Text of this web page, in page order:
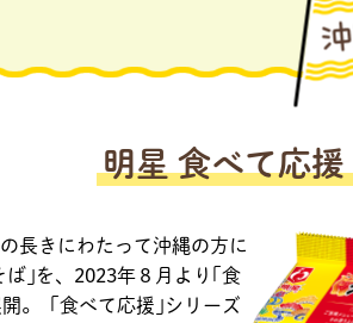
明星 食べて応援
長きにわたって沖縄の方に
｣を、2023年８月より｢食
。「食べて応援｣シリーズ